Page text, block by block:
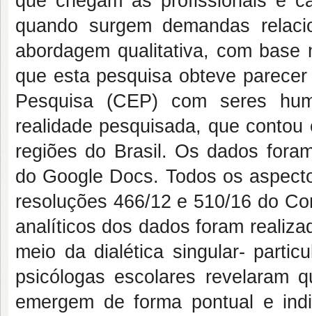
quando surgem demandas
abordagem qualitativa, com
que esta pesquisa obteve
Pesquisa (CEP) com seres
realidade pesquisada, que
regiões do Brasil. Os dados
do Google Docs. Todos os
resoluções 466/12 e 510/16 do
analíticos dos dados foram
meio da dialética singular-
psicólogas escolares revelaram
emergem de forma pontual e